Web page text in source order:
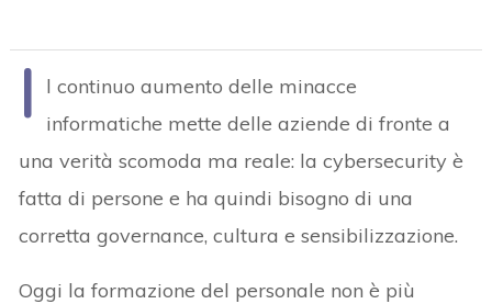
I
l continuo aumento delle minacce
informatiche mette delle aziende di fronte a
una verità scomoda ma reale: la cybersecurity è
fatta di persone e ha quindi bisogno di una
corretta governance, cultura e sensibilizzazione.
Oggi la formazione del personale non è più